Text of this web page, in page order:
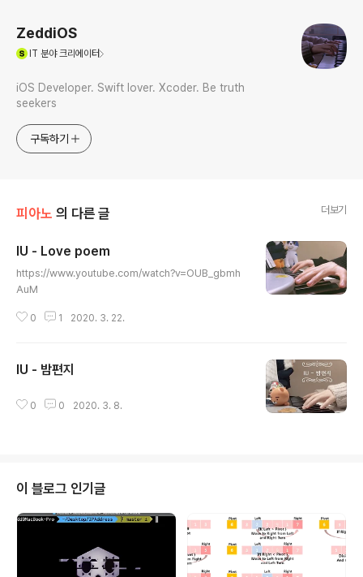
ZeddiOS
IT 분야 크리에이터
iOS Developer. Swift lover. Xcoder. Be truth
seekers
구독하기
피아노 의 다른 글 더보기
IU - Love poem
https://www.youtube.com/watch?v=OUB_gbmh
AuM
0 1 2020. 3. 22.
IU - 밤편지
0 0 2020. 3. 8.
이 블로그 인기글